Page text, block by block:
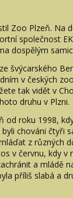
Zoo Plzeň. Na
společnost
dospělým
švýcarského
v českých
tak vidět v
druhu v Plzni.
od roku 1998,
chováni čtyři
z různých
v červnu, kdy v
a mládě
příliš slabá a